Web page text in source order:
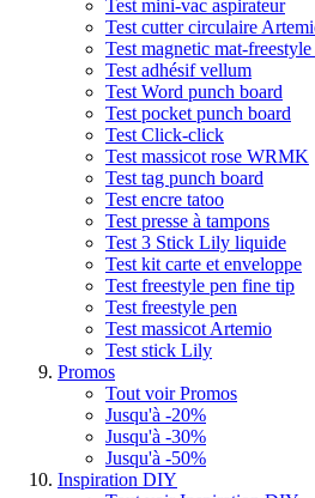
Test mini-vac aspirateur
Test cutter circulaire
Test magnetic mat-freestyle
Test adhésif vellum
Test Word punch board
Test pocket punch board
Test Click-click
Test massicot rose WRMK
Test tag punch board
Test encre tatoo
Test presse à tampons
Test 3 Stick Lily liquide
Test kit carte et enveloppe
Test freestyle pen fine tip
Test freestyle pen
Test massicot Artemio
Test stick Lily
Promos
Tout voir Promos
Jusqu'à -20%
Jusqu'à -30%
Jusqu'à -50%
Inspiration DIY